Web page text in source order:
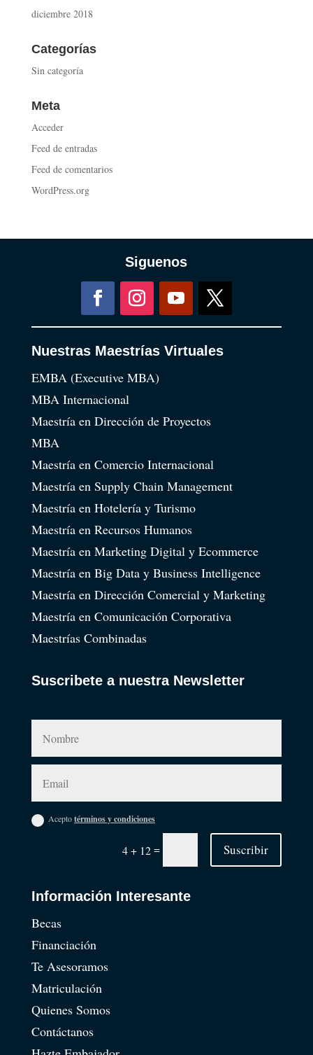
diciembre 2018
Categorías
Sin categoría
Meta
Acceder
Feed de entradas
Feed de comentarios
WordPress.org
Siguenos
Nuestras Maestrías Virtuales
EMBA (Executive MBA)
MBA Internacional
Maestría en Dirección de Proyectos
MBA
Maestría en Comercio Internacional
Maestría en Supply Chain Management
Maestría en Hotelería y Turismo
Maestría en Recursos Humanos
Maestría en Marketing Digital y Ecommerce
Maestría en Big Data y Business Intelligence
Maestría en Dirección Comercial y Marketing
Maestría en Comunicación Corporativa
Maestrías Combinadas
Suscribete a nuestra Newsletter
Aceptotérminos y condiciones
4 + 12= Suscribir
Información Interesante
Becas
Financiación
Te Asesoramos
Matriculación
Quienes Somos
Contáctanos